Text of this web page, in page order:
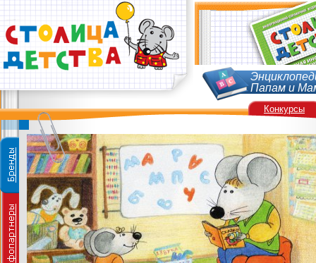
Папам и
Конкурсы